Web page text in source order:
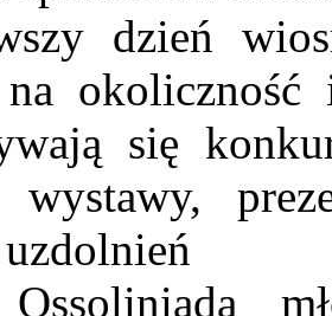
dzień
na
się
wystawy,